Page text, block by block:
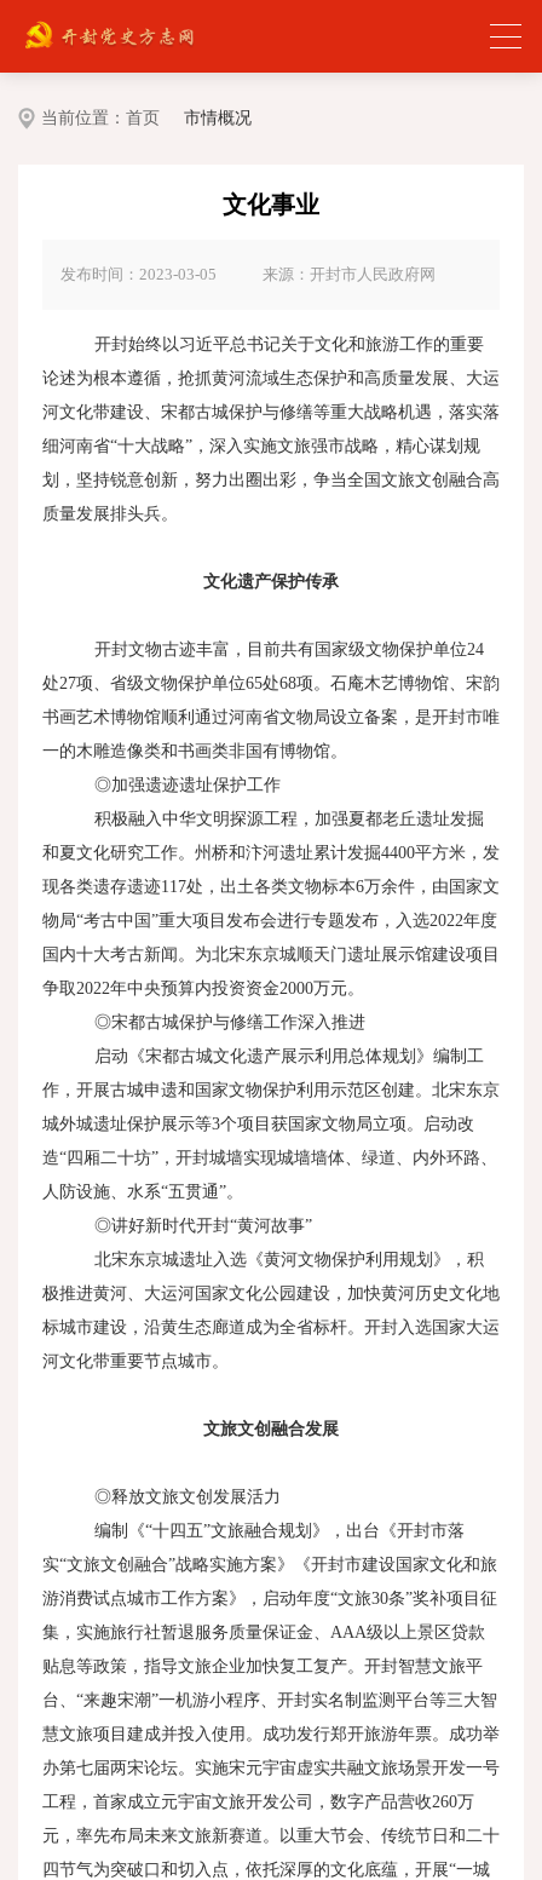
当前位置： 首页 市情概况
文化事业
发布时间：2023-03-05 来源：开封市人民政府网
开封始终以习近平总书记关于文化和旅游工作的重要
论述为根本遵循，抢抓黄河流域生态保护和高质量发展、大运
河文化带建设、宋都古城保护与修缮等重大战略机遇，落实落
细河南省“十大战略”，深入实施文旅强市战略，精心谋划规
划，坚持锐意创新，努力出圈出彩，争当全国文旅文创融合高
质量发展排头兵。
文化遗产保护传承
开封文物古迹丰富，目前共有国家级文物保护单位24
处27项、省级文物保护单位65处68项。石庵木艺博物馆、宋韵
书画艺术博物馆顺利通过河南省文物局设立备案，是开封市唯
一的木雕造像类和书画类非国有博物馆。
◎加强遗迹遗址保护工作
积极融入中华文明探源工程，加强夏都老丘遗址发掘
和夏文化研究工作。州桥和汴河遗址累计发掘4400平方米，发
现各类遗存遗迹117处，出土各类文物标本6万余件，由国家文
物局“考古中国”重大项目发布会进行专题发布，入选2022年度
国内十大考古新闻。为北宋东京城顺天门遗址展示馆建设项目
争取2022年中央预算内投资资金2000万元。
◎宋都古城保护与修缮工作深入推进
启动《宋都古城文化遗产展示利用总体规划》编制工
作，开展古城申遗和国家文物保护利用示范区创建。北宋东京
城外城遗址保护展示等3个项目获国家文物局立项。启动改
造“四厢二十坊”，开封城墙实现城墙墙体、绿道、内外环路、
人防设施、水系“五贯通”。
◎讲好新时代开封“黄河故事”
北宋东京城遗址入选《黄河文物保护利用规划》，积
极推进黄河、大运河国家文化公园建设，加快黄河历史文化地
标城市建设，沿黄生态廊道成为全省标杆。开封入选国家大运
河文化带重要节点城市。
文旅文创融合发展
◎释放文旅文创发展活力
编制《“十四五”文旅融合规划》，出台《开封市落
实“文旅文创融合”战略实施方案》《开封市建设国家文化和旅
游消费试点城市工作方案》，启动年度“文旅30条”奖补项目征
集，实施旅行社暂退服务质量保证金、 AAA级以上景区贷款
贴息等政策，指导文旅企业加快复工复产。开封智慧文旅平
台、“来趣宋潮”一机游小程序、开封实名制监测平台等三大智
慧文旅项目建成并投入使用。成功发行郑开旅游年票。成功举
办第七届两宋论坛。实施宋元宇宙虚实共融文旅场景开发一号
工程，首家成立元宇宙文旅开发公司，数字产品营收260万
元，率先布局未来文旅新赛道。以重大节会、传统节日和二十
四节气为突破口和切入点，依托深厚的文化底蕴，开展“一城